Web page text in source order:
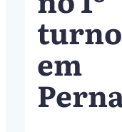
turno
em